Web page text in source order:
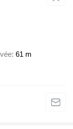
61 m